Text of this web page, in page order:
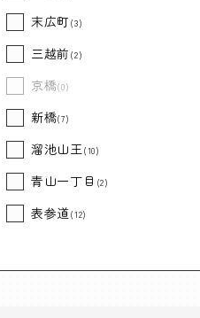
末広町 (3)
三越前 (2)
京橋(0)
新橋(7)
溜池山王(10)
青山一丁目 (2)
表参道(12)